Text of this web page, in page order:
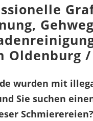
Oldenburg
wurden mit
Sie suchen
Schmierereien?